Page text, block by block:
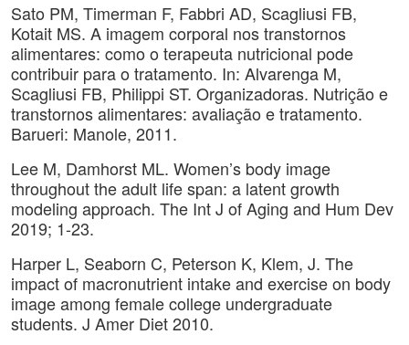
Sato PM, Timerman F, Fabbri AD, Scagliusi FB,
Kotait MS. A imagem corporal nos transtornos
alimentares: como o terapeuta nutricional pode
contribuir para o tratamento. In: Alvarenga M,
Scagliusi FB, Philippi ST. Organizadoras. Nutrição e
transtornos alimentares: avaliação e tratamento.
Barueri: Manole, 2011.
Lee M, Damhorst ML. Women’s body image
throughout the adult life span: a latent growth
modeling approach. The Int J of Aging and Hum Dev
2019; 1-23.
Harper L, Seaborn C, Peterson K, Klem, J. The
impact of macronutrient intake and exercise on body
image among female college undergraduate
students. J Amer Diet 2010.